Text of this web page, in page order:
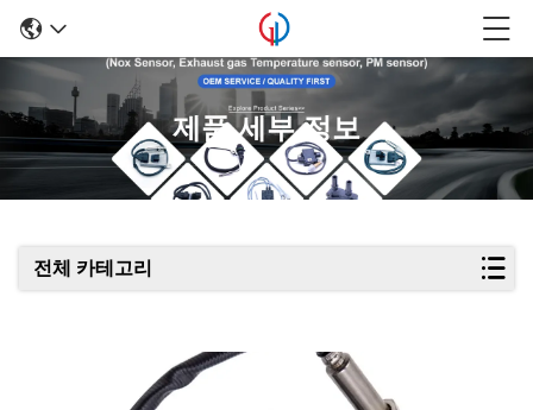
제품 세부 정보
전체 카테고리